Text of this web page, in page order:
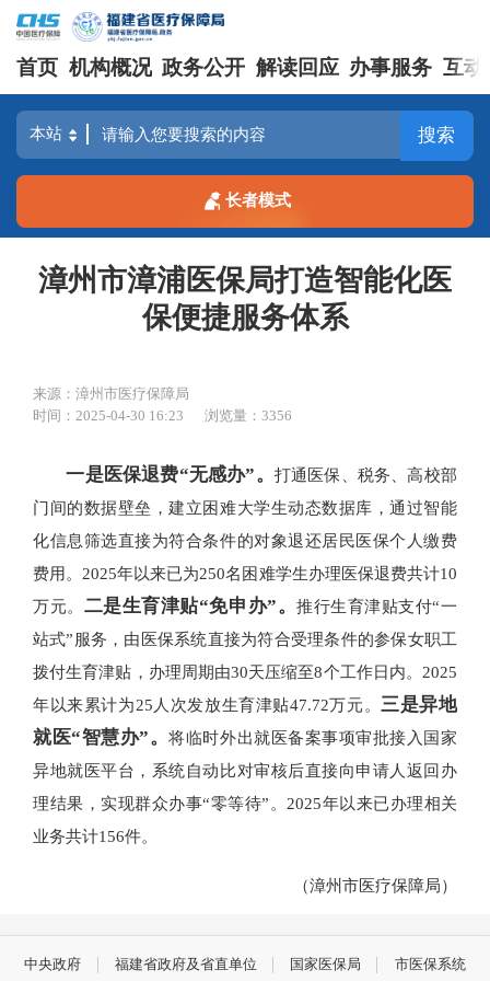
首页 机构概况 政务公开 解读回应 办事服务 互动
搜索
长者模式
漳州市漳浦医保局打造智能化医
保便捷服务体系
来源：漳州市医疗保障局
时间：2025-04-30 16:23
浏览量：3356
一是医保退费“无感办”。 打通医保、税务、高校部
门间的数据壁垒，建立困难大学生动态数据库，通过智能
化信息筛选直接为符合条件的对象退还居民医保个人缴费
费用。2025年以来已为250名困难学生办理医保退费共计10
万元。 二是生育津贴“免申办”。推行生育津贴支付“一
站式”服务，由医保系统直接为符合受理条件的参保女职工
拨付生育津贴，办理周期由30天压缩至8个工作日内。2025
年以来累计为25人次发放生育津贴47.72万元。 三是异地
就医“智慧办”。将临时外出就医备案事项审批接入国家
异地就医平台，系统自动比对审核后直接向申请人返回办
理结果，实现群众办事“零等待”。2025年以来已办理相关
业务共计156件。
（漳州市医疗保障局）
中央政府 福建省政府及省直单位 国家医保局 市医保系统